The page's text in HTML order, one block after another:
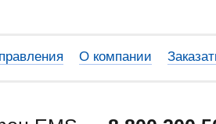
О компании